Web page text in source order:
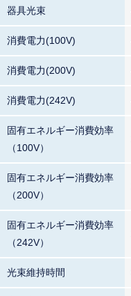
器具光束
消費電力(100V)
消費電力(200V)
消費電力(242V)
固有エネルギー消費効率
（100V）
固有エネルギー消費効率
（200V）
固有エネルギー消費効率
（242V）
光束維持時間